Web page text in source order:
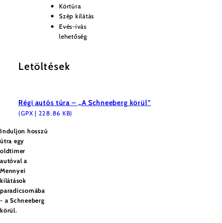
Körtúra
Szép kilátás
Evés-ivás
lehetőség
Letöltések
Régi autós túra – „A Schneeberg körül”
(GPX | 228.86 KB)
Induljon hosszú
útra egy
oldtimer
autóval a
Mennyei
kilátások
paradicsomába
- a Schneeberg
körül.